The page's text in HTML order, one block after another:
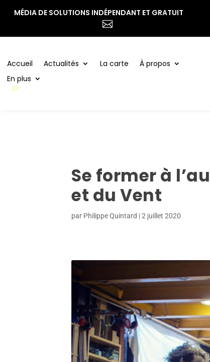
MÉDIA DE SOLUTIONS INDÉPENDANT ET GRATUIT

Accueil Actualités La carte
À propos
En plus
Accueil Actualités La carte
À propos
Se former à
et du Vent
par Philippe Quintard |2 juillet 2020